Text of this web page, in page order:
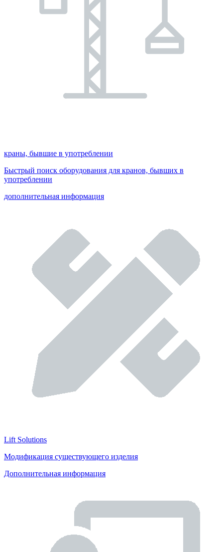
краны, бывшие в употреблении
Быстрый поиск оборудования для кранов, бывших в
употреблении
дополнительная информация
Lift Solutions
Модификация существующего изделия
Дополнительная информация